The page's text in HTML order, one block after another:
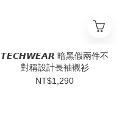
𝙏𝙀𝘾𝙃𝙒𝙀𝘼𝙍 暗黑假兩件不
對稱設計長袖襯衫
NT$1,290